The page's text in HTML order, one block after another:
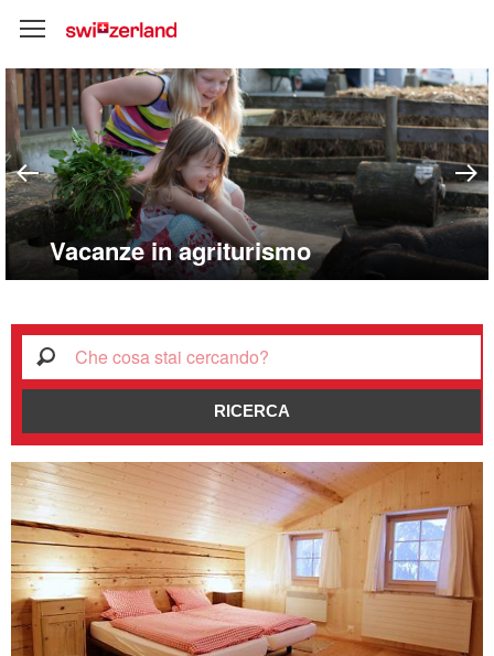
Vacanze in agriturismo
‹
Live
Suche
MOSTRA TUTTI GLI ANNUNCI